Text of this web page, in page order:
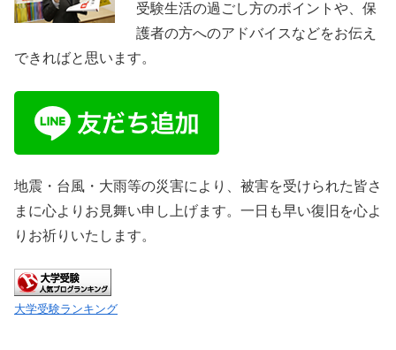
受験生活の過ごし方のポイントや、保
護者の方へのアドバイスなどをお伝え
できればと思います。
地震・台風・大雨等の災害により、被害を受けられた皆さ
まに心よりお見舞い申し上げます。一日も早い復旧を心よ
りお祈りいたします。
大学受験ランキング